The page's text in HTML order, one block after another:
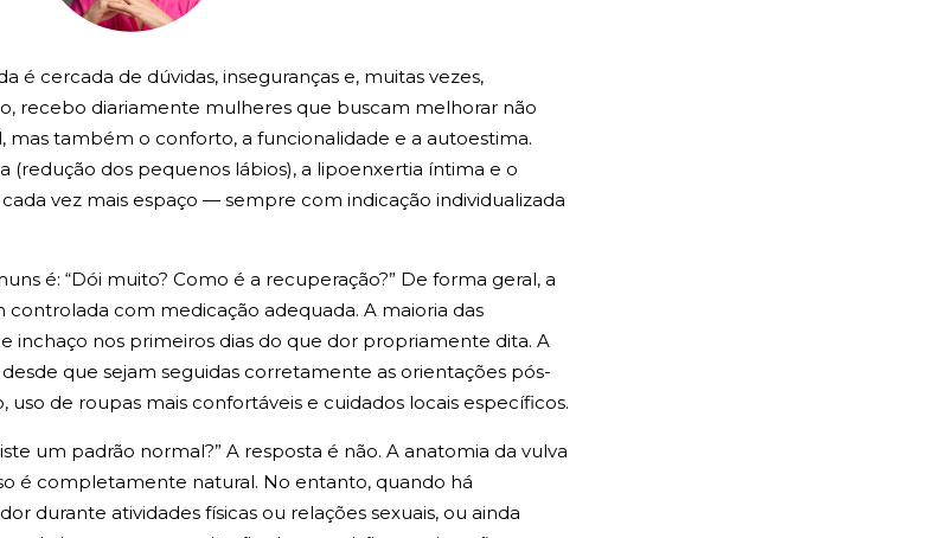
ÍNTIMA
SOBRE CLITOROPLASTIA
SOBRE NINFOPLASTIA
GUIA DA CIRURGIA PLÁSTICA
MÍDIA
é cercada de dúvidas, inseguranças e, muitas vezes,
recebo diariamente mulheres que buscam melhorar não
mas também o conforto, a funcionalidade e a autoestima.
(redução dos pequenos lábios), a lipoenxertia íntima e o
vez mais espaço — sempre com indicação individualizada
é: “Dói muito? Como é a recuperação?” De forma geral, a
com medicação adequada. A maioria das
inchaço nos primeiros dias do que dor propriamente dita. A
que sejam seguidas corretamente as orientações pós-
de roupas mais confortáveis e cuidados locais específicos.
um padrão normal?” A resposta é não. A anatomia da vulva
é completamente natural. No entanto, quando há
durante atividades físicas ou relações sexuais, ou ainda